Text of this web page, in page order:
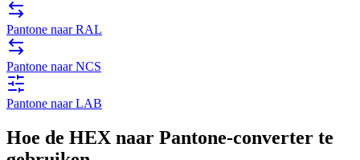
Pantone naar RAL
Pantone naar NCS
Pantone naar LAB
Hoe de HEX naar Pantone-converter te